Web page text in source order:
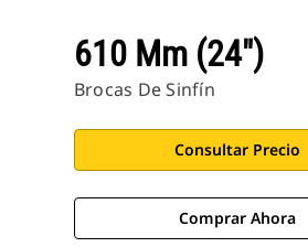
610 Mm (24")
Brocas De Sinfín
Consultar Precio
Comprar Ahora